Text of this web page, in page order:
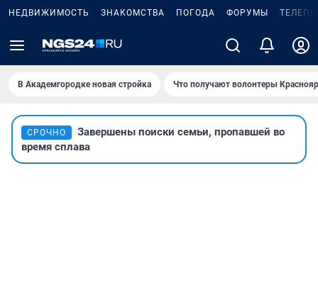
НЕДВИЖИМОСТЬ ЗНАКОМСТВА ПОГОДА ФОРУМЫ
В Академгородке новая стройка Что получают волонтеры
СРОЧНО
Завершены поиски семьи, пропавшей во
время сплава